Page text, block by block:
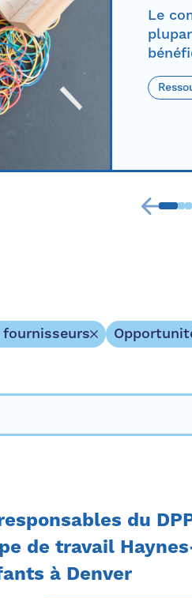
Le
du
de travail
à Denver